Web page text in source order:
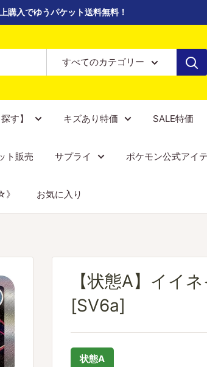
購入でゆうパケット送料無料！
すべてのカテゴリー
す】 キズあり特価 SALE特価
ト販売 サプライ ポケモン公式アイ
お気に入り
【状態A】イイ
[SV6a]
状態A